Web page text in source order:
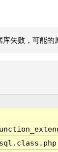
失败，可能的